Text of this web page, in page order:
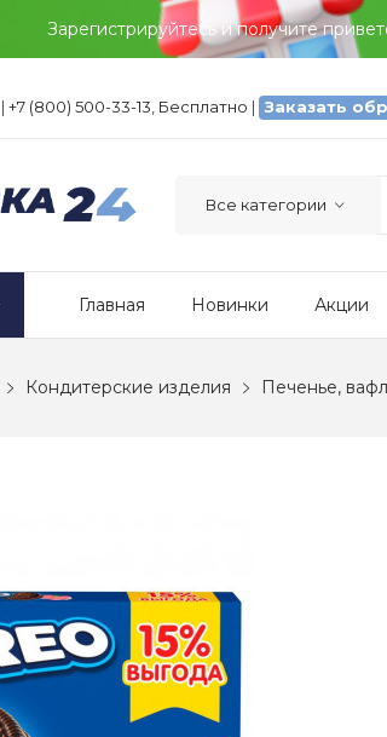
Зарегистрируйтесь и получите
| +7 (800) 500-33-13, Бесплатно | Заказать
Главная Новинки Акции
Кондитерские изделия Печенье,